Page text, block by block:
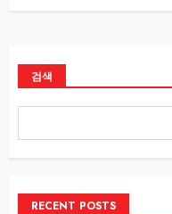
검색
RECENT POSTS